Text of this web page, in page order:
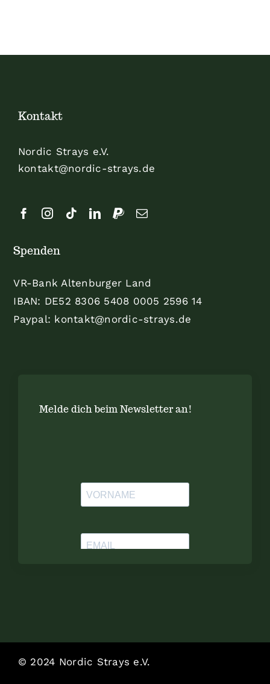
Kontakt
Nordic Strays e.V.
kontakt@nordic-strays.de
Spenden
VR-Bank Altenburger Land
IBAN: DE52 8306 5408 0005 2596 14
Paypal: kontakt@nordic-strays.de
Melde dich beim Newsletter an!
© 2024 Nordic Strays e.V.